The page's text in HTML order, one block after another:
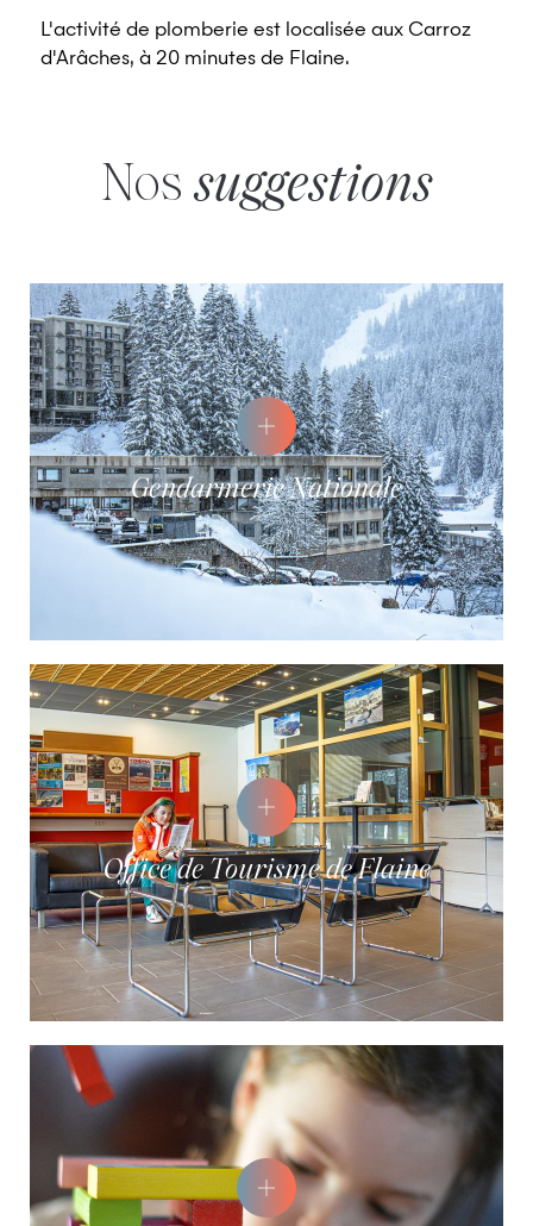
L'activité de plomberie est localisée aux Carroz
d'Arâches, à 20 minutes de Flaine.
Nos suggestions
Gendarmerie Nationale
Office de Tourisme de Flaine